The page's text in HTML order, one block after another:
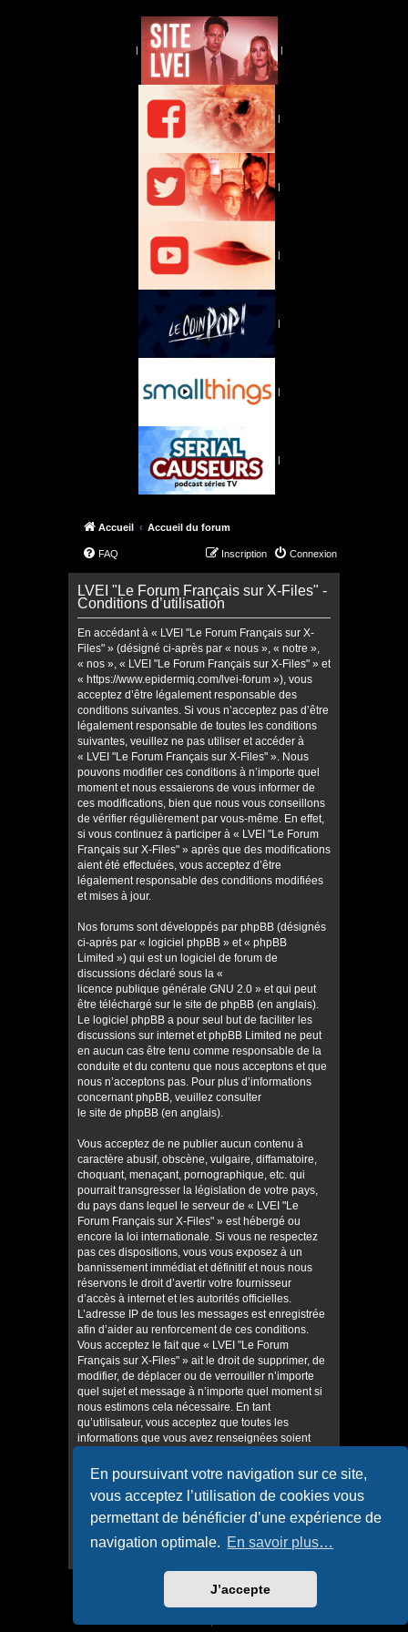
En poursuivant votre navigation sur ce site,
vous acceptez l’utilisation de cookies vous
permettant de bénéficier d’une expérience de
navigation optimale. En savoir plus…
J’accepte
| |
|
|
|
|
|
|
Accueil Accueil du forum
FAQ Connexion
Inscription
LVEI "Le Forum Français sur X-Files" -
Conditions d’utilisation
En accédant à « LVEI "Le Forum Français sur X-
Files" » (désigné ci-après par « nous », « notre »,
« nos », « LVEI "Le Forum Français sur X-Files" » et
« https://www.epidermiq.com/lvei-forum »), vous
acceptez d’être légalement responsable des
conditions suivantes. Si vous n’acceptez pas d’être
légalement responsable de toutes les conditions
suivantes, veuillez ne pas utiliser et accéder à
« LVEI "Le Forum Français sur X-Files" ». Nous
pouvons modifier ces conditions à n’importe quel
moment et nous essaierons de vous informer de
ces modifications, bien que nous vous conseillons
de vérifier régulièrement par vous-même. En effet,
si vous continuez à participer à « LVEI "Le Forum
Français sur X-Files" » après que des modifications
aient été effectuées, vous acceptez d’être
légalement responsable des conditions modifiées
et mises à jour.
Nos forums sont développés par phpBB (désignés
ci-après par « logiciel phpBB » et « phpBB
Limited ») qui est un logiciel de forum de
discussions déclaré sous la «
licence publique générale GNU 2.0 » et qui peut
être téléchargé sur le site de phpBB (en anglais).
Le logiciel phpBB a pour seul but de faciliter les
discussions sur internet et phpBB Limited ne peut
en aucun cas être tenu comme responsable de la
conduite et du contenu que nous acceptons et que
nous n’acceptons pas. Pour plus d’informations
concernant phpBB, veuillez consulter
le site de phpBB (en anglais).
Vous acceptez de ne publier aucun contenu à
caractère abusif, obscène, vulgaire, diffamatoire,
choquant, menaçant, pornographique, etc. qui
pourrait transgresser la législation de votre pays,
du pays dans lequel le serveur de « LVEI "Le
Forum Français sur X-Files" » est hébergé ou
encore la loi internationale. Si vous ne respectez
pas ces dispositions, vous vous exposez à un
bannissement immédiat et définitif et nous nous
réservons le droit d’avertir votre fournisseur
d’accès à internet et les autorités officielles.
L’adresse IP de tous les messages est enregistrée
afin d’aider au renforcement de ces conditions.
Vous acceptez le fait que « LVEI "Le Forum
Français sur X-Files" » ait le droit de supprimer, de
modifier, de déplacer ou de verrouiller n’importe
quel sujet et message à n’importe quel moment si
nous estimons cela nécessaire. En tant
qu’utilisateur, vous acceptez que toutes les
informations que vous avez renseignées soient
que ces informations ne seront pas diffusées à une
tierce partie sans votre consentement, ni « LVEI "Le
Forum Français sur X-Files" », ni phpBB, ne
pourront être tenus comme responsables en cas
compromettre vos données.
Accueil du forum